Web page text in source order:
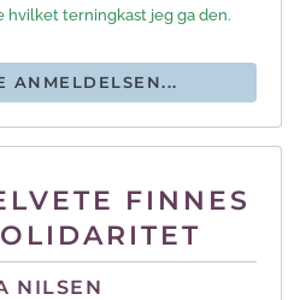
hvilket terningkast jeg ga den.
ANMELDELSEN...
FINNES
NILSEN